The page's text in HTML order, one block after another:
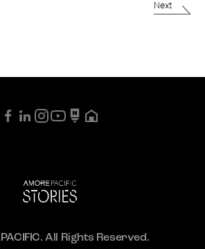
Next
All Rights Reserved.